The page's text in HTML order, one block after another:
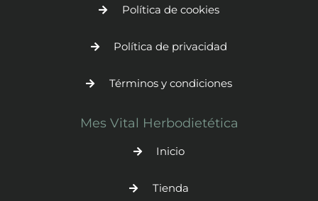
Política de cookies
Política de privacidad
Términos y condiciones
Mes Vital Herbodietética
Inicio
Tienda